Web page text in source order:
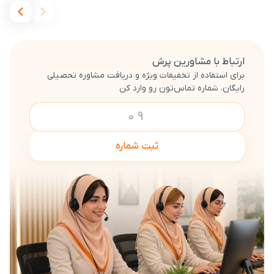
ارتباط با مشاورین پرش
برای استفاده از تخفیفات ویژه و دریافت مشاوره تحصیلی
رایگان، شماره تماس‌تون رو وارد کن
ثبت شماره